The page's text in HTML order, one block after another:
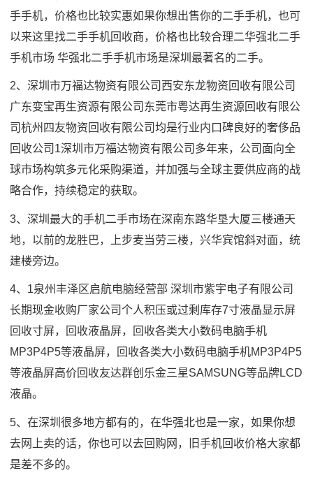
手手机，价格也比较实惠如果你想出售你的二手手机，也可
以来这里找二手手机回收商，价格也比较合理二华强北二手
手机市场 华强北二手手机市场是深圳最著名的二手。
2、深圳市万福达物资有限公司西安东龙物资回收有限公司
广东变宝再生资源有限公司东莞市粤达再生资源回收有限公
司杭州四友物资回收有限公司均是行业内口碑良好的奢侈品
回收公司1深圳市万福达物资有限公司多年来，公司面向全
球市场构筑多元化采购渠道，并加强与全球主要供应商的战
略合作，持续稳定的获取。
3、深圳最大的手机二手市场在深南东路华垦大厦三楼通天
地，以前的龙胜巴，上步麦当劳三楼，兴华宾馆斜对面，统
建楼旁边。
4、1泉州丰泽区启航电脑经营部 深圳市紫宇电子有限公司
长期现金收购厂家公司个人积压或过剩库存7寸液晶显示屏
回收寸屏，回收液晶屏，回收各类大小数码电脑手机
MP3P4P5等液晶屏，回收各类大小数码电脑手机MP3P4P5
等液晶屏高价回收友达群创乐金三星SAMSUNG等品牌LCD
液晶。
5、在深圳很多地方都有的，在华强北也是一家，如果你想
去网上卖的话，你也可以去回购网，旧手机回收价格大家都
是差不多的。